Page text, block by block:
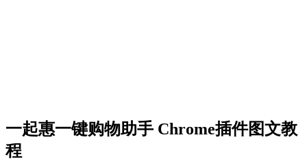
一起惠一键购物助手 Chrome插件图文教
程